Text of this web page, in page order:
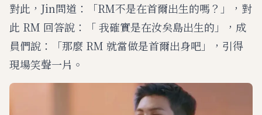
對此，Jin問道：「RM不是在首爾出生的嗎？」，對
此 RM 回答說：「 我確實是在汝矣島出生的」，成
員們說：「那麼 RM 就當做是首爾出身吧」，引得
現場笑聲一片。